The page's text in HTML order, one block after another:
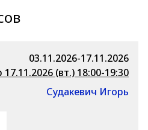
03.11.2026-17.11.2026
17.11.2026 (вт.) 18:00-19:30
Судакевич Игорь